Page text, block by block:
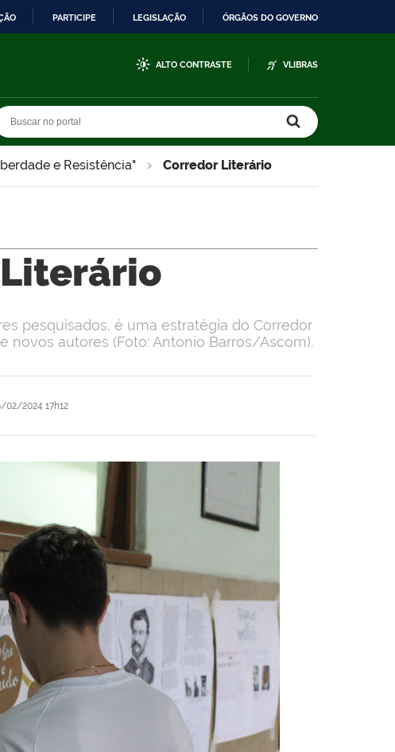
PARTICIPE LEGISLAÇÃO ÓRGÃOS DO GOVERNO
ALTO CONTRASTE VLIBRAS
e Resistência" Corredor Literário
02/2024 17h12
pesquisados, é uma estratégia do Corredor
novos autores (Foto: Antonio Barros/Ascom).